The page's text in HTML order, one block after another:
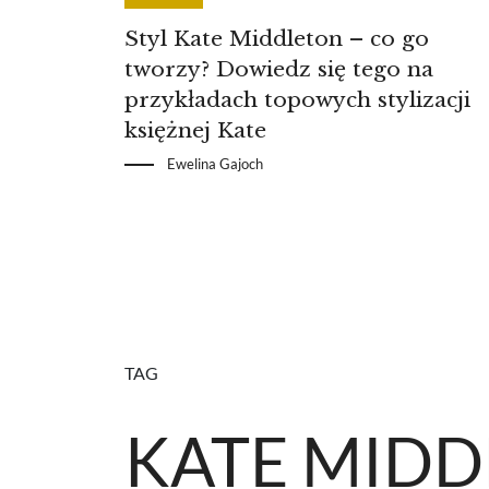
Styl Kate Middleton – co go
tworzy? Dowiedz się tego na
przykładach topowych stylizacji
księżnej Kate
Ewelina Gajoch
TAG
KATE